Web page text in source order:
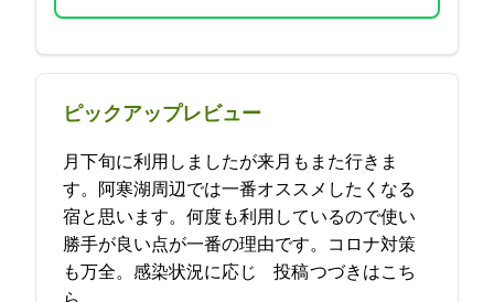
ピックアップレビュー
11月下旬に利用しましたが来月もまた行きま
す。阿寒湖周辺では一番オススメしたくなる
宿と思います。何度も利用しているので使い
勝手が良い点が一番の理由です。コロナ対策
も万全。感染状況に応じ… 2021-12-12 17:59:05投稿つづきはこち